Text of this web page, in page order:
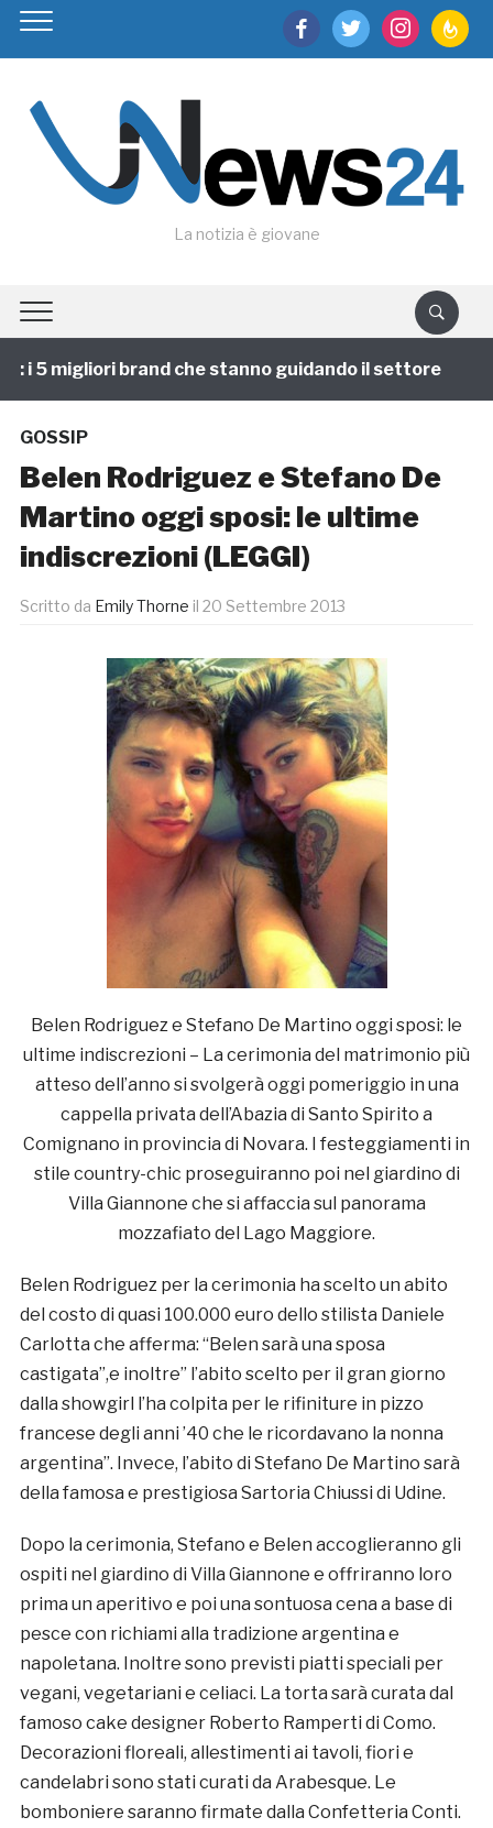
facebooktwitter instagram
La notizia è giovane
5 migliori brand che stanno guidando il settore
GOSSIP
Belen Rodriguez e Stefano De
Martino oggi sposi: le ultime
indiscrezioni (LEGGI)
Scritto da Emily Thorne il 20 Settembre 2013
Belen Rodriguez e Stefano De Martino oggi sposi: le
ultime indiscrezioni – La cerimonia del matrimonio più
atteso dell’anno si svolgerà oggi pomeriggio in una
cappella privata dell’Abazia di Santo Spirito a
Comignano in provincia di Novara. I festeggiamenti in
stile country-chic proseguiranno poi nel giardino di
Villa Giannone che si affaccia sul panorama
mozzafiato del Lago Maggiore.
Belen Rodriguez per la cerimonia ha scelto un abito
del costo di quasi 100.000 euro dello stilista Daniele
Carlotta che afferma: “Belen sarà una sposa
castigata”,e inoltre” l’abito scelto per il gran giorno
dalla showgirl l’ha colpita per le rifiniture in pizzo
francese degli anni ’40 che le ricordavano la nonna
argentina”. Invece, l’abito di Stefano De Martino sarà
della famosa e prestigiosa Sartoria Chiussi di Udine.
Dopo la cerimonia, Stefano e Belen accoglieranno gli
ospiti nel giardino di Villa Giannone e offriranno loro
prima un aperitivo e poi una sontuosa cena a base di
pesce con richiami alla tradizione argentina e
napoletana. Inoltre sono previsti piatti speciali per
vegani, vegetariani e celiaci. La torta sarà curata dal
famoso cake designer Roberto Ramperti di Como.
Decorazioni floreali, allestimenti ai tavoli, fiori e
candelabri sono stati curati da Arabesque. Le
bomboniere saranno firmate dalla Confetteria Conti.